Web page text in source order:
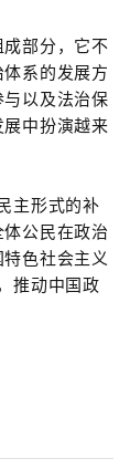
部分，它不
系的发展方
以及法治保
中扮演越来
主形式的补
公民在政治
色社会主义
推动中国政